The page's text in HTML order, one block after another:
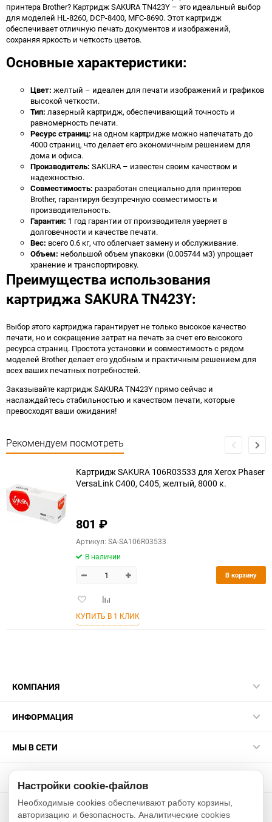
принтера Brother? Картридж SAKURA TN423Y – это идеальный выбор
для моделей HL-8260, DCP-8400, MFC-8690. Этот картридж
обеспечивает отличную печать документов и изображений,
сохраняя яркость и четкость цветов.
Основные характеристики:
Цвет: желтый – идеален для печати изображений и графиков
высокой четкости.
Тип: лазерный картридж, обеспечивающий точность и
равномерность печати.
Ресурс страниц: на одном картридже можно напечатать до
4000 страниц, что делает его экономичным решением для
дома и офиса.
Производитель: SAKURA – известен своим качеством и
надежностью.
Совместимость: разработан специально для принтеров
Brother, гарантируя безупречную совместимость и
производительность.
Гарантия: 1 год гарантии от производителя уверяет в
долговечности и качестве печати.
Вес: всего 0.6 кг, что облегчает замену и обслуживание.
Объем: небольшой объем упаковки (0.005744 м3) упрощает
хранение и транспортировку.
Преимущества использования
картриджа SAKURA TN423Y:
Выбор этого картриджа гарантирует не только высокое качество
печати, но и сокращение затрат на печать за счет его высокого
ресурса страниц. Простота установки и совместимость с рядом
моделей Brother делает его удобным и практичным решением для
всех ваших печатных потребностей.
Заказывайте картридж SAKURA TN423Y прямо сейчас и
наслаждайтесь стабильностью и качеством печати, которые
превосходят ваши ожидания!
Рекомендуем посмотреть
Картридж SAKURA 106R03533 для Xerox Phaser
VersaLink C400, C405, желтый, 8000 к.
801 ₽
Артикул: SA-SA106R03533
В наличии
Добавить
избранное
Добавить
сравнению
В корзину
КУПИТЬ В 1 КЛИК
КОМПАНИЯ
ИНФОРМАЦИЯ
МЫ В СЕТИ
2015-2026 sakurarussia.ru
Настройки cookie-файлов
Необходимые cookies обеспечивают работу корзины,
авторизацию и безопасность. Аналитические cookies